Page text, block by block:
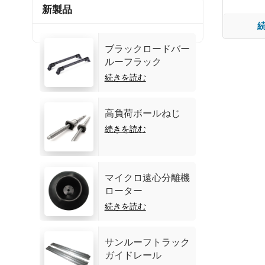
新製品
ブラックロードバー
ルーフラック
続きを読む
高負荷ボールねじ
続きを読む
マイクロ遠心分離機
ローター
続きを読む
サンルーフトラック
ガイドレール